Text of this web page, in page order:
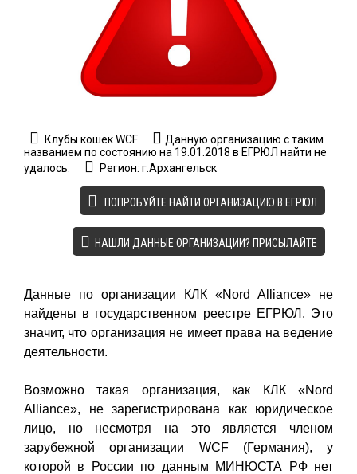
Клубы кошек WCF
Данную организацию с таким
названием по состоянию на 19.01.2018 в ЕГРЮЛ найти не
удалось.
Регион: г.Архангельск
ПОПРОБУЙТЕ НАЙТИ ОРГАНИЗАЦИЮ В ЕГРЮЛ
НАШЛИ ДАННЫЕ ОРГАНИЗАЦИИ? ПРИСЫЛАЙТЕ
Данные по организации КЛК «Nord Alliance» не
найдены в государственном реестре ЕГРЮЛ. Это
значит, что организация не имеет права на ведение
деятельности.
Возможно такая организация, как КЛК «Nord
Alliance», не зарегистрирована как юридическое
лицо, но несмотря на это является членом
зарубежной организации WCF (Германия), у
которой в России по данным МИНЮСТА РФ нет